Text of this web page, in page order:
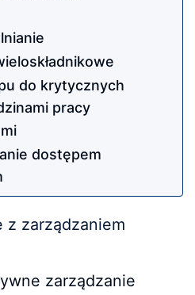
do krytycznych
pracy
dostępem
z zarządzaniem
zarządzanie